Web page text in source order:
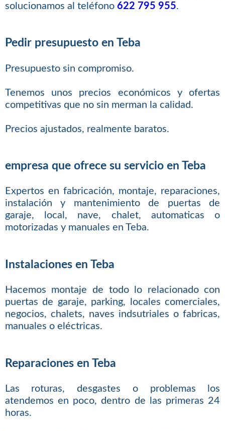
solucionamos al teléfono 622 795 955.
Pedir presupuesto en Teba
Presupuesto sin compromiso.
Tenemos unos precios económicos y ofertas
competitivas que no sin merman la calidad.
Precios ajustados, realmente baratos.
empresa que ofrece su servicio en Teba
Expertos en fabricación, montaje, reparaciones,
instalación y mantenimiento de puertas de
garaje, local, nave, chalet, automaticas o
motorizadas y manuales en Teba.
Instalaciones en Teba
Hacemos montaje de todo lo relacionado con
puertas de garaje, parking, locales comerciales,
negocios, chalets, naves indsutriales o fabricas,
manuales o eléctricas.
Reparaciones en Teba
Las roturas, desgastes o problemas los
atendemos en poco, dentro de las primeras 24
horas.